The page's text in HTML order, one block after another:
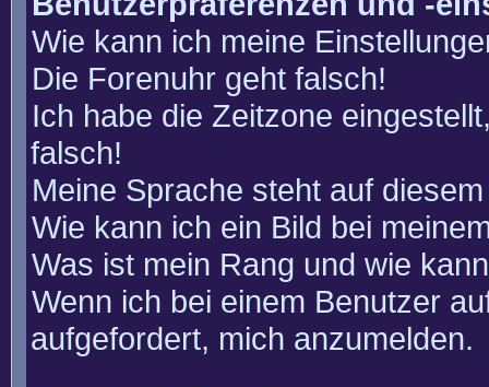
Wie kann ich meine
Die Forenuhr geht falsch!
Ich habe die Zeitzone
falsch!
Meine Sprache steht auf
Wie kann ich ein Bild bei
Was ist mein Rang und wie
Wenn ich bei einem Benutzer
aufgefordert, mich anzumelden.